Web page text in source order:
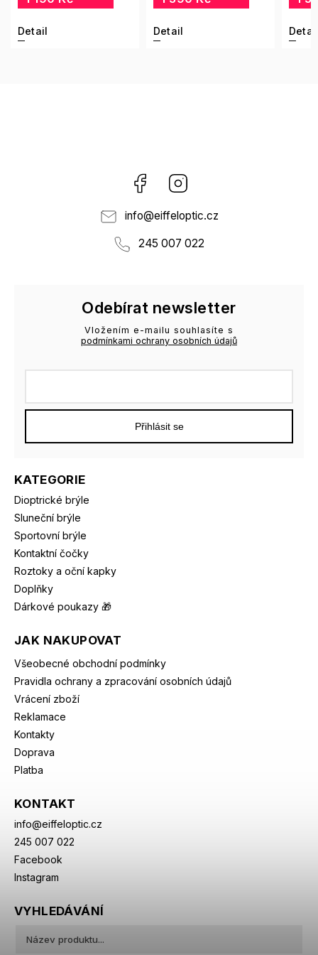
Detail Detail
Facebook
info@eiffeloptic.cz
245 007 022
KATEGORIE
Dioptrické brýle
Sluneční brýle
Sportovní brýle
Kontaktní čočky
Roztoky a oční kapky
Doplňky
Dárkové poukazy 🎁
JAK NAKUPOVAT
Všeobecné obchodní podmínky
Pravidla ochrany a zpracování osobních údajů
Vrácení zboží
Reklamace
Kontakty
Doprava
Platba
KONTAKT
info@eiffeloptic.cz
245 007 022
Facebook
Instagram
Odebírat newsletter
Vložením e-mailu souhlasíte s
podmínkami ochrany osobních údajů
Přihlásit se
VYHLEDÁVÁNÍ